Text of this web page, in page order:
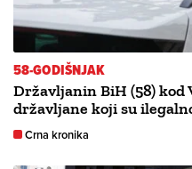
58-GODIŠNJAK
Državljanin BiH (58) kod
državljane koji su
Crna kronika